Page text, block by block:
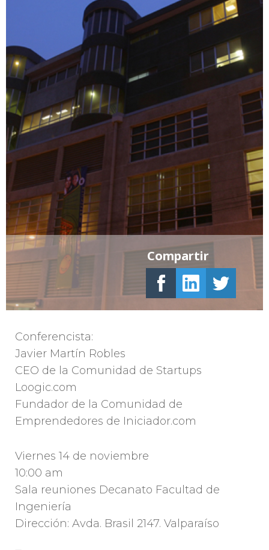
Conferencista:
Javier Martín Robles
CEO de la Comunidad de Startups
Loogic.com
Fundador de la Comunidad de
Emprendedores de Iniciador.com
Viernes 14 de noviembre
10:00 am
Sala reuniones Decanato Facultad de
Ingeniería
Dirección: Avda. Brasil 2147. Valparaíso
Compartir